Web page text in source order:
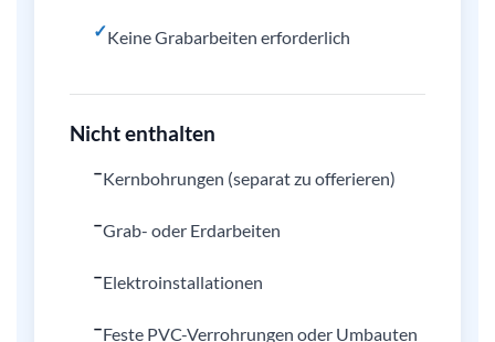
✓Keine Grabarbeiten erforderlich
Nicht enthalten
–Kernbohrungen (separat zu offerieren)
–Grab- oder Erdarbeiten
–Elektroinstallationen
–Feste PVC-Verrohrungen oder Umbauten